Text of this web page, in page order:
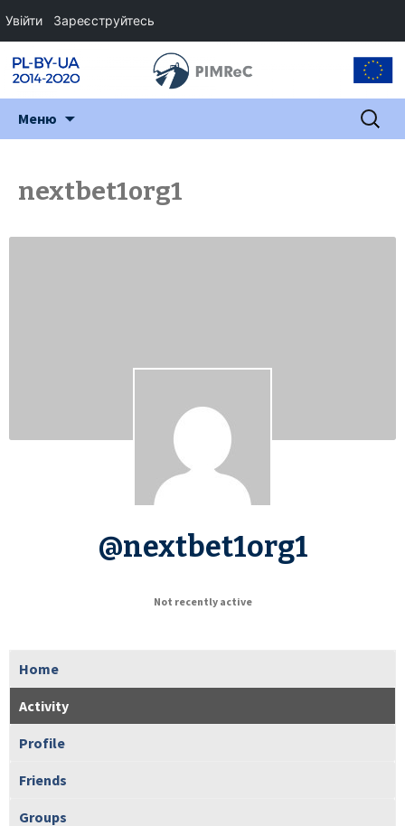
Меню Пошук:
nextbet1org1
@nextbet1org1
Not recently active
Home
Activity
Profile
Friends
Groups
Увійти Зареєструйтесь